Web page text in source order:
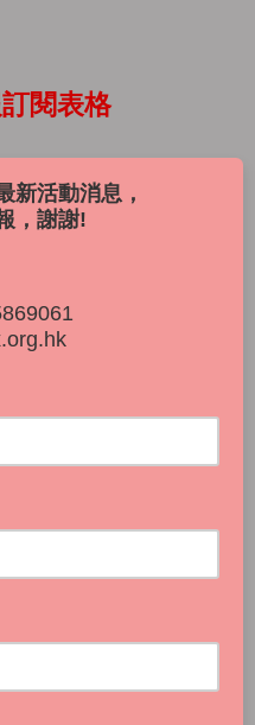
閱表格
新活動消息，
，謝謝!